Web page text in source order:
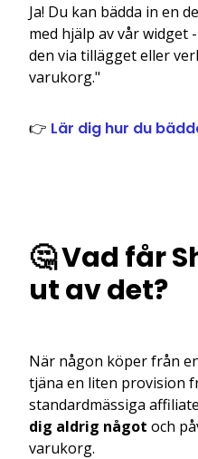
Ja! Du kan bädda in en
med hjälp av vår widget
den via tillägget eller
varukorg."
👉 Lär dig hur du
🤔 Vad får
ut av det?
När någon köper från
tjäna en liten provision
standardmässiga
dig aldrig något och
varukorg.